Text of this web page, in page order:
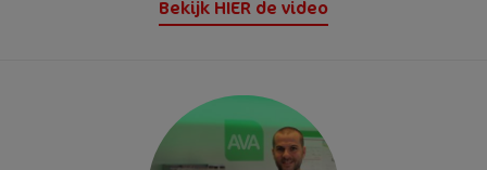
Bekijk HIER de video